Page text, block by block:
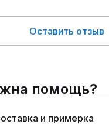
Оставить отзыв
помощь?
и примерка